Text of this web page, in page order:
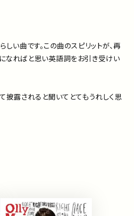
い曲です。この曲のスピリットが、再
なればと思い英語詞をお引き受けい
披露されると聞いてとてもうれしく思